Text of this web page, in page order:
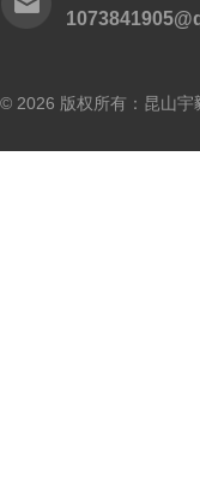
© 2026 版权所有：昆山